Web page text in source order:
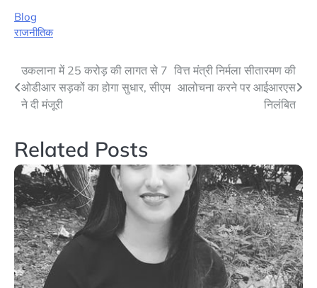
Blog
राजनीतिक
Post
navigation
उकलाना में 25 करोड़ की लागत से 7
ओडीआर सड़कों का होगा सुधार, सीएम
ने दी मंजूरी
वित्त मंत्री निर्मला सीतारमण की
आलोचना करने पर आईआरएस
निलंबित
Related Posts